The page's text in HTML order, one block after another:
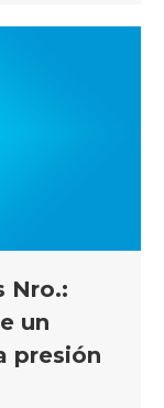
Nro.:
un
presión